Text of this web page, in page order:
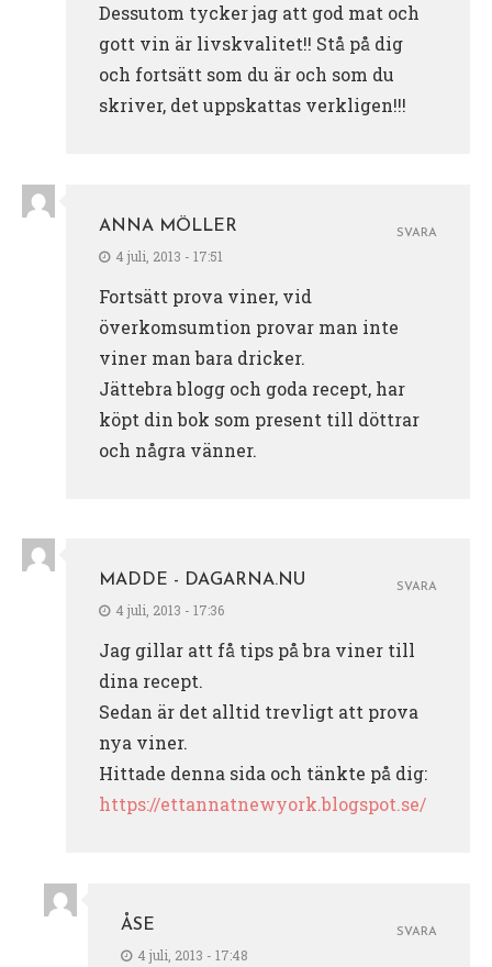
Dessutom tycker jag att god mat och
gott vin är livskvalitet!! Stå på dig
och fortsätt som du är och som du
skriver, det uppskattas verkligen!!!
ANNA MÖLLER
4 juli, 2013 - 17:51
Fortsätt prova viner, vid
överkomsumtion provar man inte
viner man bara dricker.
Jättebra blogg och goda recept, har
köpt din bok som present till döttrar
och några vänner.
SVARA
MADDE - DAGARNA.NU
4 juli, 2013 - 17:36
Jag gillar att få tips på bra viner till
dina recept.
Sedan är det alltid trevligt att prova
nya viner.
Hittade denna sida och tänkte på dig:
https://ettannatnewyork.blogspot.se/
SVARA
ÅSE
4 juli, 2013 - 17:48
SVARA